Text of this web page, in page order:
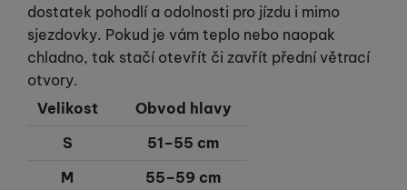
dostatek pohodlí a odolnosti pro jízdu i mimo
sjezdovky. Pokud je vám teplo nebo naopak
chladno, tak stačí otevřít či zavřít přední větrací
otvory.
Velikost
Obvod hlavy
S
51–55 cm
M
55–59 cm